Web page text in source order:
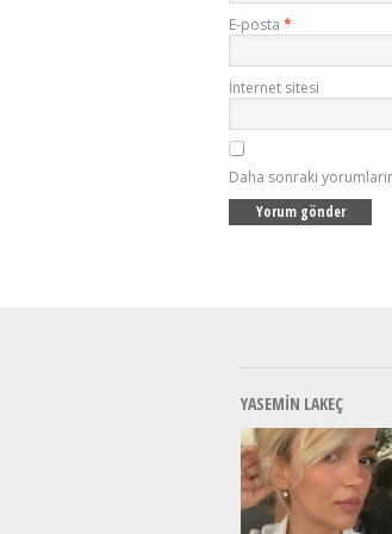
E-posta *
İnternet sitesi
Daha sonraki
YASEMIN LAKEÇ